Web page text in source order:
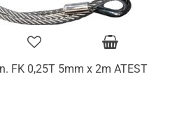
FK 0,25T 5mm x 2m ATEST